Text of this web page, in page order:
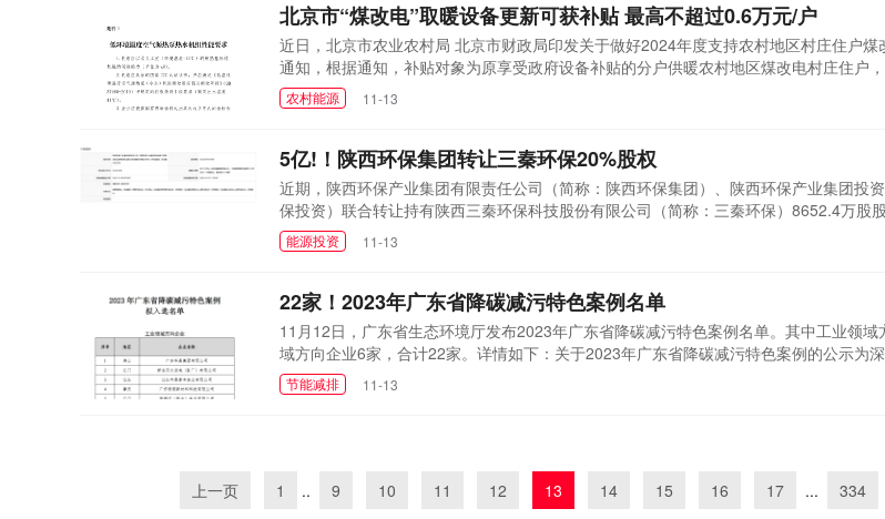
北京市“煤改电”取暖设备更新可获补贴 最高不超过0.6万元/户
近日，北京市农业农村局 北京市财政局印发关于做好2024年度支持农村地区村庄住户煤
通知，根据通知，补贴对象为原享受政府设备补贴的分户供暖农村地区煤改电村庄住户
已满10年。设备使用未达10年、但经各区认定具备报废标准的，如果在今年12月31日（
装、更新符合一级能效的低环境温度空气源热泵热水机组，也可申请补贴。对符合条件的
农村能源 11-13
5亿!！陕西环保集团转让三秦环保20%股权
近期，陕西环保产业集团有限责任公司（简称：陕西环保集团）、陕西环保产业集团投
保投资）联合转让持有陕西三秦环保科技股份有限公司（简称：三秦环保）8652.4万股
让价格为5.03亿元，挂牌截止时间为12月5日。三秦环保是陕西环保集团在危废领域的重
年4月，最早的名称为陕西环保固体废物处置利用有限责任公司。2019年8月，其正式由
能源投资 11-13
22家！2023年广东省降碳减污特色案例名单
11月12日，广东省生态环境厅发布2023年广东省降碳减污特色案例名单。其中工业领
域方向企业6家，合计22家。详情如下：关于2023年广东省降碳减污特色案例的公示为
想，积极应对气候变化，加快企业绿色低碳转型步伐，推动降碳、减污、扩绿、增长，助
展，我厅在全省范围内组织开展了2023年广东省降碳减污特色案例征集活动，经逐级审
节能减排 11-13
上一页 1 .. 9 10 11 12 13 14 15 16 17 ... 334